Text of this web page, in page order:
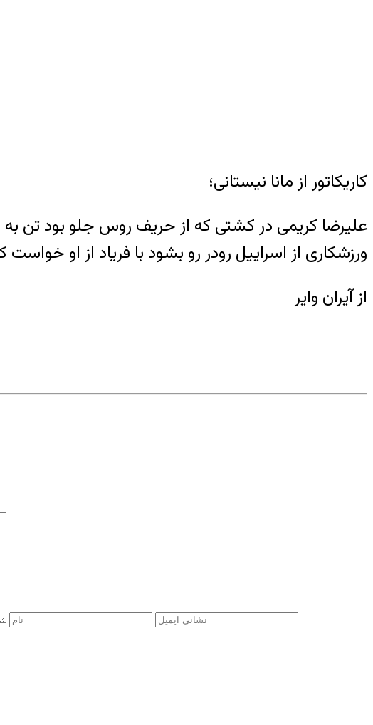
کاریکاتور از مانا نیستانی؛
علیرضا کریمی در کشتی که از حریف روس جلو بود تن
ورزشکاری از اسراییل رودر رو بشود با فریاد از او خواست
از آیران وایر